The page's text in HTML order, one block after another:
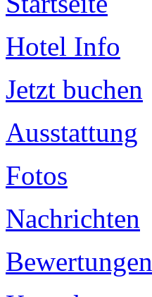
Hotel Info
Jetzt buchen
Ausstattung
Fotos
Nachrichten
Bewertungen